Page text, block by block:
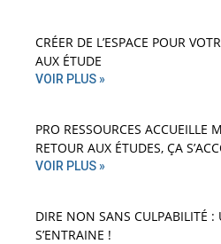
CRÉER DE L’ESPACE POUR
AUX ÉTUDE
VOIR PLUS »
PRO RESSOURCES ACCUEILLE
RETOUR AUX ÉTUDES, ÇA
VOIR PLUS »
DIRE NON SANS CULPABILITÉ :
S’ENTRAINE !